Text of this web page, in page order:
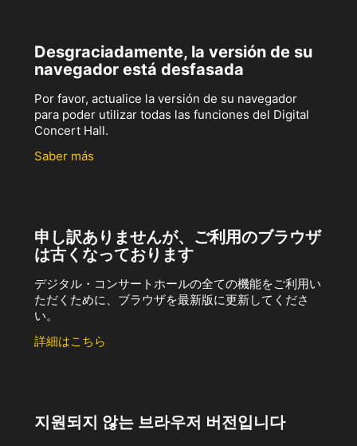
Desgraciadamente, la versión de su
navegador está desfasada
Por favor, actualice la versión de su navegador
para poder utilizar todas las funciones del Digital
Concert Hall.
Saber más
申し訳ありませんが、ご利用のブラウザ
は古くなっております
デジタル・コンサートホールの全ての機能をご利用い
ただくために、ブラウザを最新版に更新してくださ
い。
詳細はこちら
지원되지 않는 브라우저 버전입니다